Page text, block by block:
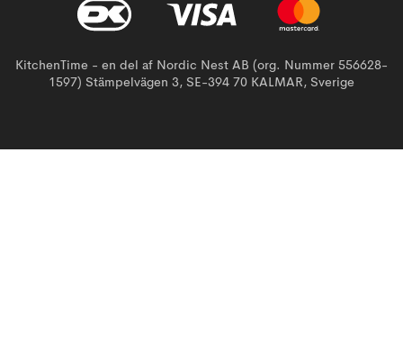
KitchenTime - en del af Nordic Nest AB (org. Nummer 556628-
1597) Stämpelvägen 3, SE-394 70 KALMAR, Sverige